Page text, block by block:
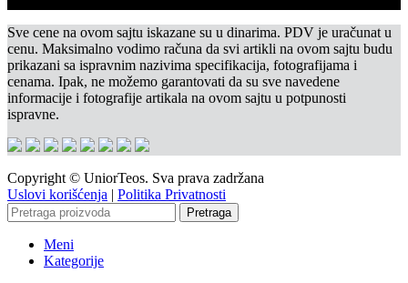
Sve cene na ovom sajtu iskazane su u dinarima. PDV je uračunat u
cenu. Maksimalno vodimo računa da svi artikli na ovom sajtu budu
prikazani sa ispravnim nazivima specifikacija, fotografijama i
cenama. Ipak, ne možemo garantovati da su sve navedene
informacije i fotografije artikala na ovom sajtu u potpunosti
ispravne.
Copyright © UniorTeos. Sva prava zadržana
Uslovi korišćenja | Politika Privatnosti
Pretraga
Meni
Kategorije